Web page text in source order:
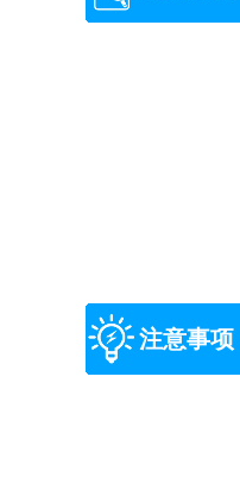
注意事项